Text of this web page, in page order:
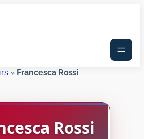
» Francesca Rossi
Rossi